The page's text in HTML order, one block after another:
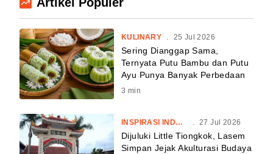
KULINARY 25 Jul 2026
Sering Dianggap Sama,
Ternyata Putu Bambu dan Putu
Ayu Punya Banyak Perbedaan
3 min
INSPIRASI INDONESIA . 27 Jul 2026
Dijuluki Little Tiongkok, Lasem
Simpan Jejak Akulturasi Budaya